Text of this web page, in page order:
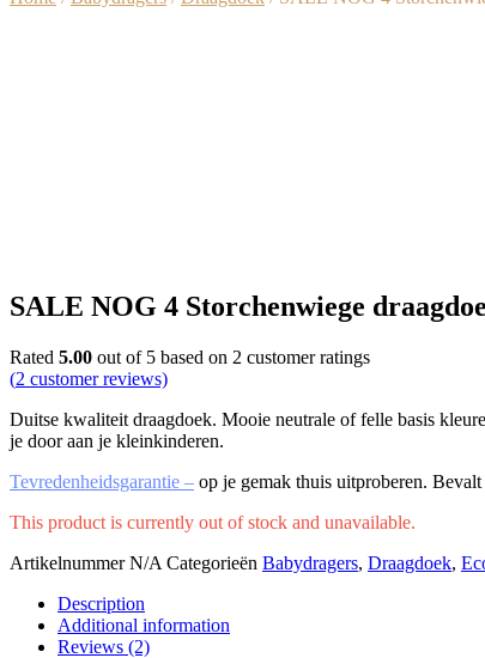
SALE NOG 4 Storchenwiege
Rated 5.00 out of 5 based on 2 customer ratings
(2 customer reviews)
Duitse kwaliteit draagdoek. Mooie neutrale of felle basis
je door aan je kleinkinderen.
Tevredenheidsgarantie – op je gemak thuis uitproberen.
This product is currently out of stock and unavailable.
ArtikelnummerN/A Categorieën Babydragers, Draagdoek,
Description
Additional information
Reviews (2)